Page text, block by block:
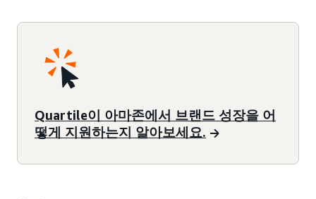
Quartile이 아마존에서 브랜드 성장을 어
떻게 지원하는지 알아보세요.